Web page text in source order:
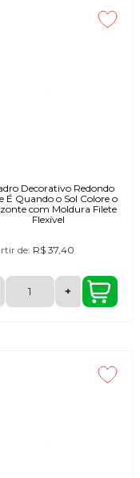
Decorativo Redondo
É Quando o Sol Colore o
com Moldura Filete
Flexível
de: R$ 37,40
+